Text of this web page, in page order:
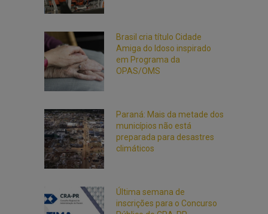
Brasil cria título Cidade
Amiga do Idoso inspirado
em Programa da
OPAS/OMS
Paraná: Mais da metade dos
municípios não está
preparada para desastres
climáticos
Última semana de
inscrições para o Concurso